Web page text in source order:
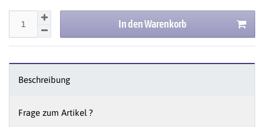
In den Warenkorb
Beschreibung
Frage zum Artikel ?